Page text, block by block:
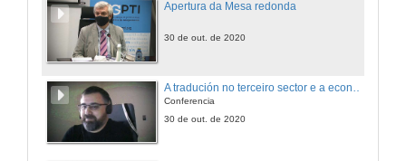
Apertura da Mesa redonda
30 de out. de 2020
Conferencia
30 de out. de 2020